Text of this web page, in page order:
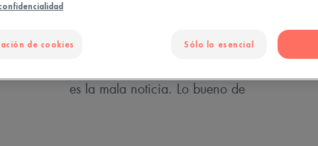
es el envejecimiento de la
está sujeta a los efectos del tiempo. Estos efectos se
pierde gradualmente su luminosidad y firmeza,
es la mala noticia. Lo bueno de
de cookies Sólo lo esencial